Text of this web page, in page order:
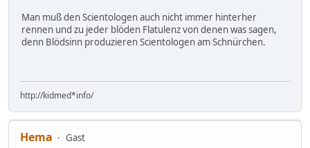
Man muß den Scientologen auch nicht immer hinterher
rennen und zu jeder blöden Flatulenz von denen was sagen,
denn Blödsinn produzieren Scientologen am Schnürchen.
http://kidmed*info/
Hema
Gast